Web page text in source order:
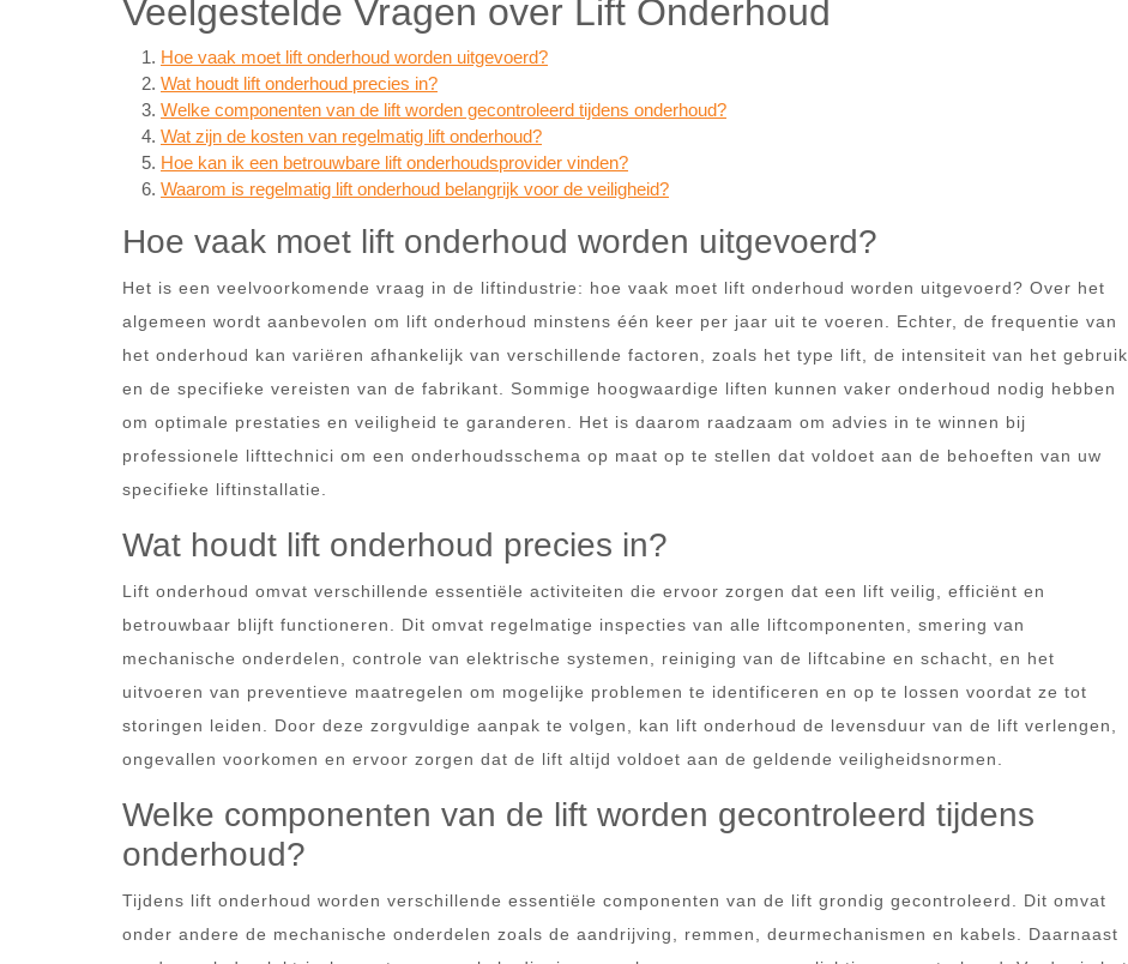
Veelgestelde Vragen over Lift Onderhoud
Hoe vaak moet lift onderhoud worden uitgevoerd?
Wat houdt lift onderhoud precies in?
Welke componenten van de lift worden gecontroleerd tijdens onderhoud?
Wat zijn de kosten van regelmatig lift onderhoud?
Hoe kan ik een betrouwbare lift onderhoudsprovider vinden?
Waarom is regelmatig lift onderhoud belangrijk voor de veiligheid?
Hoe vaak moet lift onderhoud worden uitgevoerd?
Het is een veelvoorkomende vraag in de liftindustrie: hoe vaak moet lift onderhoud worden uitgevoerd? Over het
algemeen wordt aanbevolen om lift onderhoud minstens één keer per jaar uit te voeren. Echter, de frequentie van
het onderhoud kan variëren afhankelijk van verschillende factoren, zoals het type lift, de intensiteit van het gebruik
en de specifieke vereisten van de fabrikant. Sommige hoogwaardige liften kunnen vaker onderhoud nodig hebben
om optimale prestaties en veiligheid te garanderen. Het is daarom raadzaam om advies in te winnen bij
professionele lifttechnici om een onderhoudsschema op maat op te stellen dat voldoet aan de behoeften van uw
specifieke liftinstallatie.
Wat houdt lift onderhoud precies in?
Lift onderhoud omvat verschillende essentiële activiteiten die ervoor zorgen dat een lift veilig, efficiënt en
betrouwbaar blijft functioneren. Dit omvat regelmatige inspecties van alle liftcomponenten, smering van
mechanische onderdelen, controle van elektrische systemen, reiniging van de liftcabine en schacht, en het
uitvoeren van preventieve maatregelen om mogelijke problemen te identificeren en op te lossen voordat ze tot
storingen leiden. Door deze zorgvuldige aanpak te volgen, kan lift onderhoud de levensduur van de lift verlengen,
ongevallen voorkomen en ervoor zorgen dat de lift altijd voldoet aan de geldende veiligheidsnormen.
Welke componenten van de lift worden gecontroleerd tijdens
onderhoud?
Tijdens lift onderhoud worden verschillende essentiële componenten van de lift grondig gecontroleerd. Dit omvat
onder andere de mechanische onderdelen zoals de aandrijving, remmen, deurmechanismen en kabels. Daarnaast